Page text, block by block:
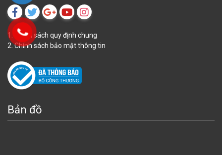
1. Chính sách quy định chung
2. Chính sách bảo mật thông tin
Bản đồ